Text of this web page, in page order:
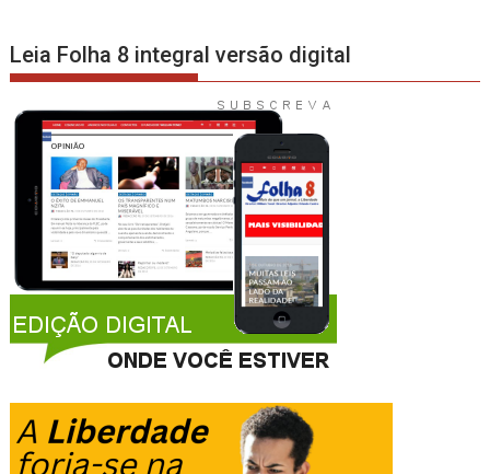
Leia Folha 8 integral versão digital